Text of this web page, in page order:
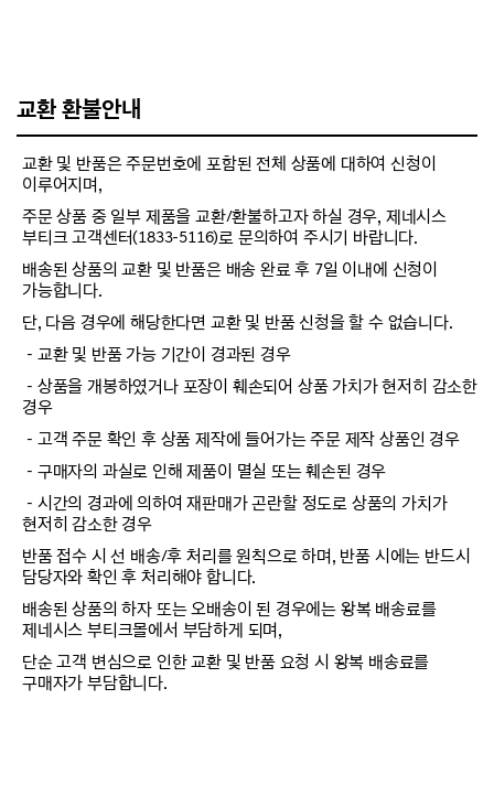
교환 환불안내
교환 및 반품은 주문번호에 포함된 전체 상품에 대하여 신청이
이루어지며,
주문 상품 중 일부 제품을 교환/환불하고자 하실 경우, 제네시스
부티크 고객센터(1833-5116)로 문의하여 주시기 바랍니다.
배송된 상품의 교환 및 반품은 배송 완료 후 7일 이내에 신청이
가능합니다.
단, 다음 경우에 해당한다면 교환 및 반품 신청을 할 수 없습니다.
－교환 및 반품 가능 기간이 경과된 경우
－상품을 개봉하였거나 포장이 훼손되어 상품 가치가 현저히 감소한
경우
－고객 주문 확인 후 상품 제작에 들어가는 주문 제작 상품인 경우
－구매자의 과실로 인해 제품이 멸실 또는 훼손된 경우
－시간의 경과에 의하여 재판매가 곤란할 정도로 상품의 가치가
현저히 감소한 경우
반품 접수 시 선 배송/후 처리를 원칙으로 하며, 반품 시에는 반드시
담당자와 확인 후 처리해야 합니다.
배송된 상품의 하자 또는 오배송이 된 경우에는 왕복 배송료를
제네시스 부티크몰에서 부담하게 되며,
단순 고객 변심으로 인한 교환 및 반품 요청 시 왕복 배송료를
구매자가 부담합니다.